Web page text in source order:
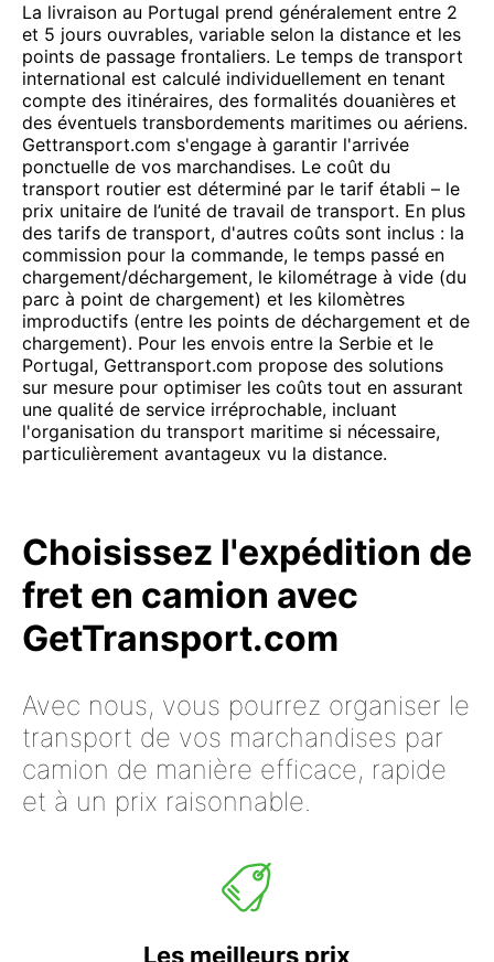
La livraison au Portugal prend généralement entre 2
et 5 jours ouvrables, variable selon la distance et les
points de passage frontaliers. Le temps de transport
international est calculé individuellement en tenant
compte des itinéraires, des formalités douanières et
des éventuels transbordements maritimes ou aériens.
Gettransport.com s'engage à garantir l'arrivée
ponctuelle de vos marchandises. Le coût du
transport routier est déterminé par le tarif établi – le
prix unitaire de l’unité de travail de transport. En plus
des tarifs de transport, d'autres coûts sont inclus : la
commission pour la commande, le temps passé en
chargement/déchargement, le kilométrage à vide (du
parc à point de chargement) et les kilomètres
improductifs (entre les points de déchargement et de
chargement). Pour les envois entre la Serbie et le
Portugal, Gettransport.com propose des solutions
sur mesure pour optimiser les coûts tout en assurant
une qualité de service irréprochable, incluant
l'organisation du transport maritime si nécessaire,
particulièrement avantageux vu la distance.
Choisissez l'expédition de
fret en camion avec
GetTransport.com
Avec nous, vous pourrez organiser le
transport de vos marchandises par
camion de manière efficace, rapide
et à un prix raisonnable.
Les meilleurs prix